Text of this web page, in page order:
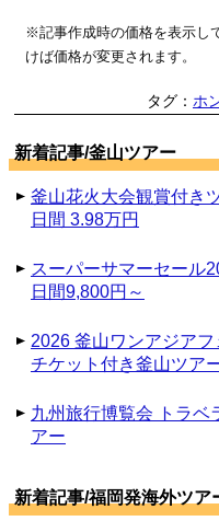
※記事作成時の価格を表示し
けば価格が変更されます。
タグ： ホ
新着記事/釜山ツアー
釜山花火大会観賞付き
日間 3.98万円
スーパーサマーセール
日間9,800円～
2026 釜山ワンアジア
チケット付き釜山ツア
九州旅行博覧会 トラベ
アー
新着記事/福岡発海外ツア